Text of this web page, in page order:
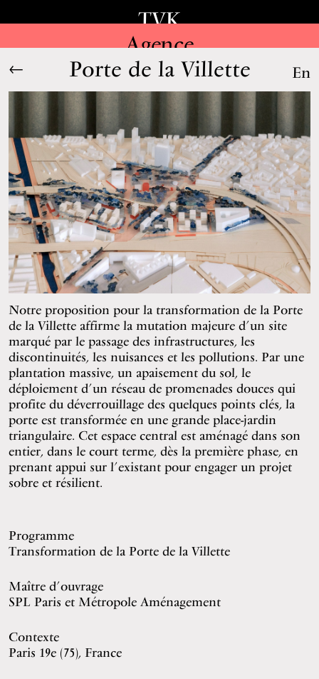
En
TVK
Agence
← Porte de la Villette
Notre proposition pour la transformation de la Porte
de la Villette affirme la mutation majeure d’un site
marqué par le passage des infrastructures, les
discontinuités, les nuisances et les pollutions. Par une
plantation massive, un apaisement du sol, le
déploiement d’un réseau de promenades douces qui
profite du déverrouillage des quelques points clés, la
porte est transformée en une grande place-jardin
triangulaire. Cet espace central est aménagé dans son
entier, dans le court terme, dès la première phase, en
prenant appui sur l’existant pour engager un projet
sobre et résilient.
Programme
Transformation de la Porte de la Villette
Maître d’ouvrage
SPL Paris et Métropole Aménagement
Contexte
Paris 19e (75), France